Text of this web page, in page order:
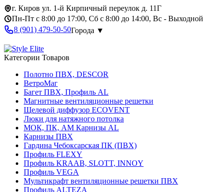
г. Киров ул. 1-й Кирпичный переулок д. 11Г
Пн-Пт с 8:00 до 17:00, Сб с 8:00 до 14:00, Вс - Выходной
8 (901) 479-50-50Города ▼
Категории Товаров
Полотно ПВХ, DESCOR
ВетроМаг
Багет ПВХ, Профиль AL
Магнитные вентиляционные решетки
Щелевой диффузор ECOVENT
Люки для натяжного потолка
МОК, ПК, АМ Карнизы AL
Карнизы ПВХ
Гардина Чебоксарская ПК (ПВХ)
Профиль FLEXY
Профиль KRAAB, SLOTT, INNOY
Профиль VEGA
Мультикрафт вентиляционные решетки ПВХ
Профиль ALTEZA